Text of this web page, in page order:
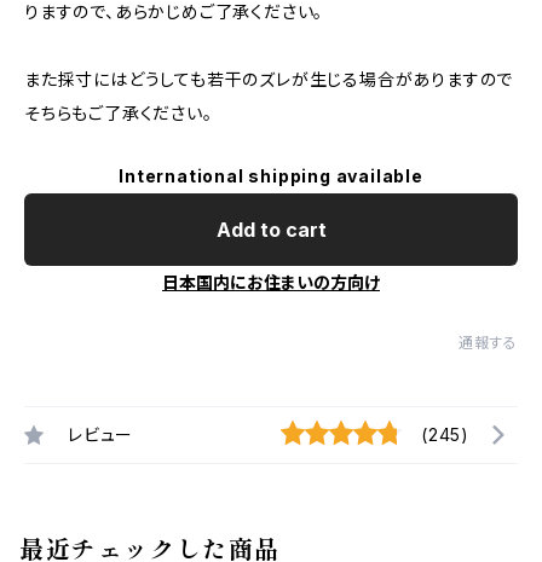
りますので、あらかじめご了承ください。
また採寸にはどうしても若干のズレが生じる場合がありますので
そちらもご了承ください。
International shipping available
Add to cart
日本国内にお住まいの方向け
通報する
レビュー (245)
最近チェックした商品